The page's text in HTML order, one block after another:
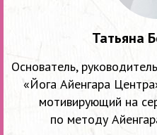
Татьяна
Основатель,
«Йога Айенгара
мотивирующий на
по методу